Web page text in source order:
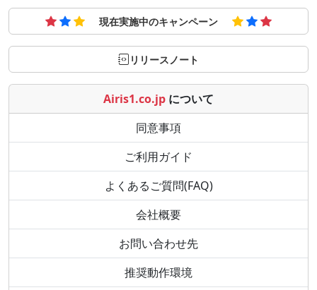
現在実施中のキャンペーン
リリースノート
Airis1.co.jp について
同意事項
ご利用ガイド
よくあるご質問(FAQ)
会社概要
お問い合わせ先
推奨動作環境